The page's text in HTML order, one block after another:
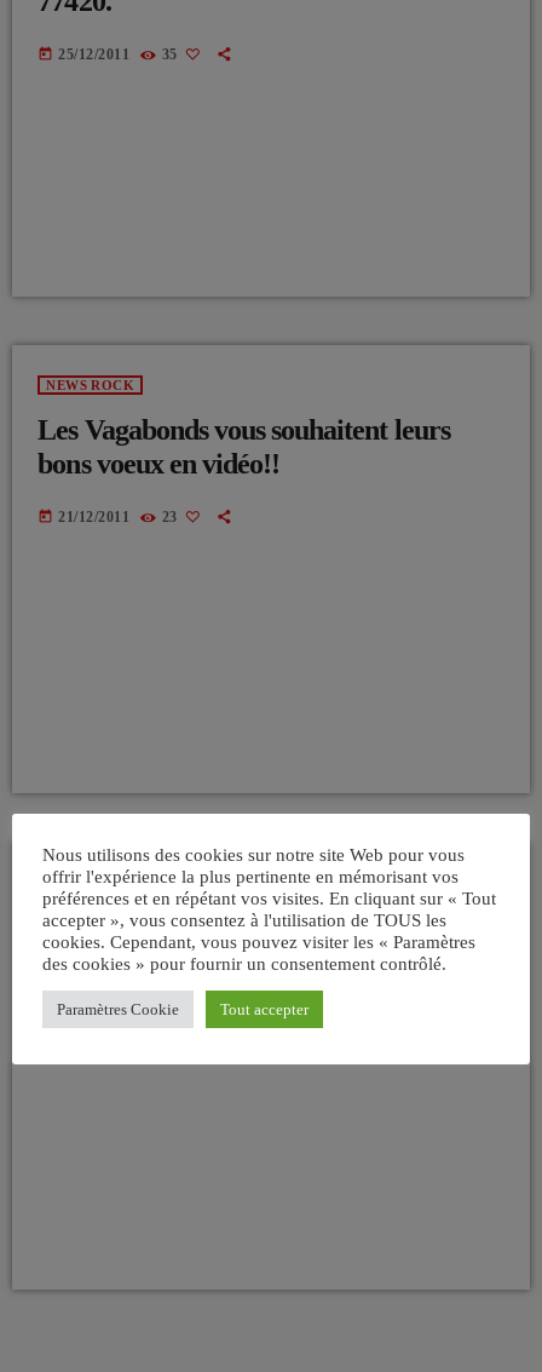
today 25/12/2011 35
NEWS ROCK
Les Vagabonds vous souhaitent leurs
bons voeux en vidéo!!
today 21/12/2011 23
ARTICLE VEDETTE
Les Sixties à l’honneur . Richard
Anthony décoré Officier des Arts et des
Lettres .
Nous utilisons des cookies sur notre site Web pour vous
offrir l'expérience la plus pertinente en mémorisant vos
préférences et en répétant vos visites. En cliquant sur « Tout
accepter », vous consentez à l'utilisation de TOUS les
cookies. Cependant, vous pouvez visiter les « Paramètres
des cookies » pour fournir un consentement contrôlé.
Paramètres Cookie Tout accepter